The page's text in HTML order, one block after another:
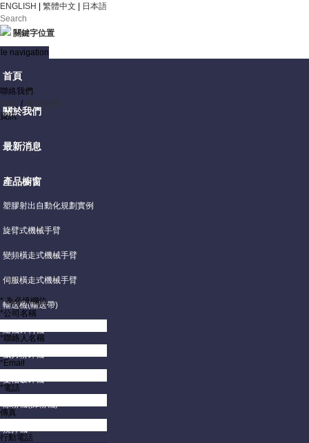
ENGLISH 繁體中文 日本語
關鍵字位置
navigation
首頁
關於我們
最新消息
產品櫥窗
塑膠射出自動化規劃實例
旋臂式機械手臂
變頻橫走式機械手臂
伺服橫走式機械手臂
輸送機(輸送帶)
隨機碎料機
威力粉碎機
雙軸破碎機
除粉機(篩粉機)
攪拌機
聯絡我們
首頁
/
產品詢問
資訊
* 為必填欄位.
*公司名稱
*聯絡人名稱
*Email
*電話
傳真
行動電話